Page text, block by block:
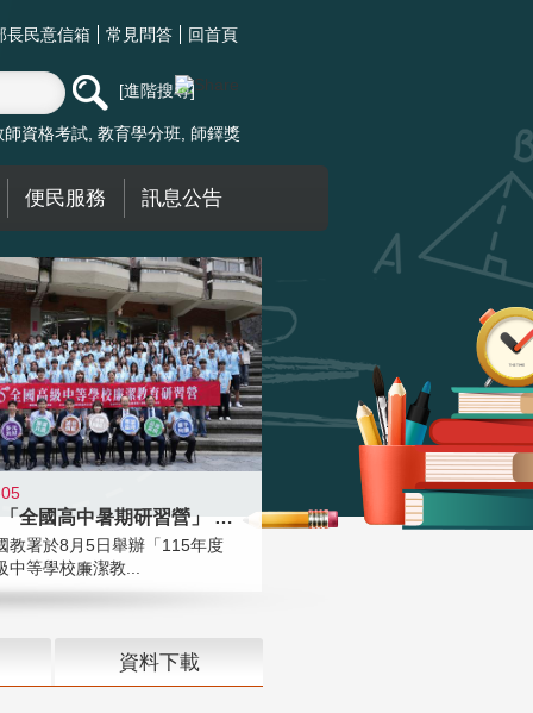
長民意信箱 常見問答 回首頁
進階搜尋
師資格考試 教育學分班 師鐸獎
便民服務 訊息公告
國教署「全國高中暑期研習營」 以多
教署於8月5日舉辦「115年度
中等學校廉潔教...
資料下載